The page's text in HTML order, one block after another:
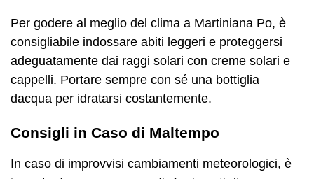
Per godere al meglio del clima a Martiniana Po, è
consigliabile indossare abiti leggeri e proteggersi
adeguatamente dai raggi solari con creme solari e
cappelli. Portare sempre con sé una bottiglia
dacqua per idratarsi costantemente.
Consigli in Caso di Maltempo
In caso di improvvisi cambiamenti meteorologici, è